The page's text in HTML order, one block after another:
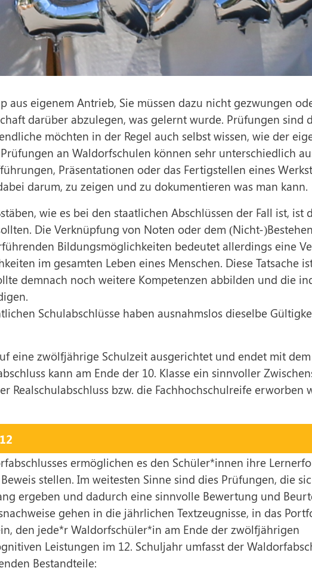
aus eigenem Antrieb, Sie müssen dazu nicht gezwungen
darüber abzulegen, was gelernt wurde. Prüfungen sind
möchten in der Regel auch selbst wissen, wie der
an Waldorfschulen können sehr unterschiedlich
Präsentationen oder das Fertigstellen eines
darum, zu zeigen und zu dokumentieren was man kann.
wie es bei den staatlichen Abschlüssen der Fall ist, ist
Die Verknüpfung von Noten oder dem (Nicht-
Bildungsmöglichkeiten bedeutet allerdings eine
im gesamten Leben eines Menschen. Diese Tatsache
demnach noch weitere Kompetenzen abbilden und die
Schulabschlüsse haben ausnahmslos dieselbe
eine zwölfjährige Schulzeit ausgerichtet und endet mit dem
kann am Ende der 10. Klasse ein sinnvoller
Realschulabschluss bzw. die Fachhochschulreife erworben
ermöglichen es den Schüler*innen ihre
stellen. Im weitesten Sinne sind dies Prüfungen, die
ergeben und dadurch eine sinnvolle Bewertung und
gehen in die jährlichen Textzeugnisse, in das
den jede*r Waldorfschüler*in am Ende der zwölfjährigen
Leistungen im 12. Schuljahr umfasst der
Bestandteile: